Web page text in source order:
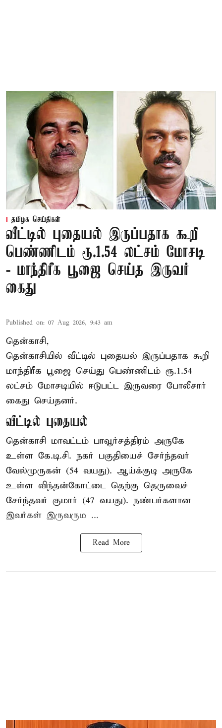
தமிழக செய்திகள்
வீட்டில் புதையல் இருப்பதாக கூறி
பெண்ணிடம் ரூ.1.54 லட்சம் மோசடி
- மாந்திரீக பூஜை செய்த இருவர்
கைது
Published on: 07 Aug 2026, 9:43 am
தென்காசி,
தென்காசியில் வீட்டில் புதையல் இருப்பதாக கூறி
மாந்திரீக பூஜை செய்து பெண்ணிடம் ரூ.1.54
லட்சம் மோசடியில் ஈடுபட்ட இருவரை போலீசார்
கைது செய்தனர்.
வீட்டில் புதையல்
தென்காசி மாவட்டம் பாவூர்சத்திரம் அருகே
உள்ள கே.டி.சி. நகர் பகுதியைச் சேர்ந்தவர்
வேல்முருகன் (54 வயது). ஆய்க்குடி அருகே
உள்ள விந்தன்கோட்டை தெற்கு தெருவைச்
சேர்ந்தவர் குமார் (47 வயது). நண்பர்களான
இவர்கள் இருவரும ...
Read More